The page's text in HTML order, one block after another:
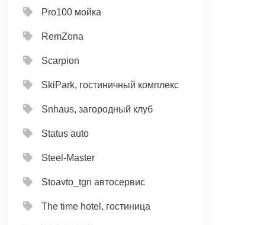
Pro100 мойка
RemZona
Scarpion
SkiPark, гостиничный комплекс
Snhaus, загородный клуб
Status auto
Steel-Master
Stoavto_tgn автосервис
The time hotel, гостиница